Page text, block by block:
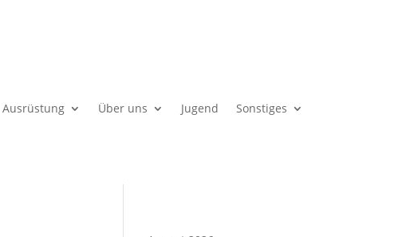
Ausrüstung Über uns Jugend Sonstiges